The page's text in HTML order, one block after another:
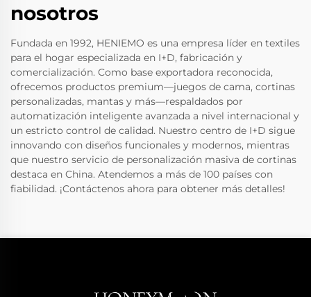
nosotros
Fundada en 1992, HENIEMO es una empresa líder en textiles
para el hogar especializada en I+D, fabricación y
comercialización. Como base exportadora reconocida,
ofrecemos productos premium—juegos de cama, cortinas
personalizadas, mantas y más—respaldados por
automatización inteligente avanzada a nivel internacional y
un estricto control de calidad. Nuestro centro de I+D sigue
innovando con diseños funcionales y modernos, mientras
que nuestro servicio de personalización masiva de cortinas
destaca en China. Atendemos a más de 100 países con
fiabilidad. ¡Contáctenos ahora para obtener más detalles!